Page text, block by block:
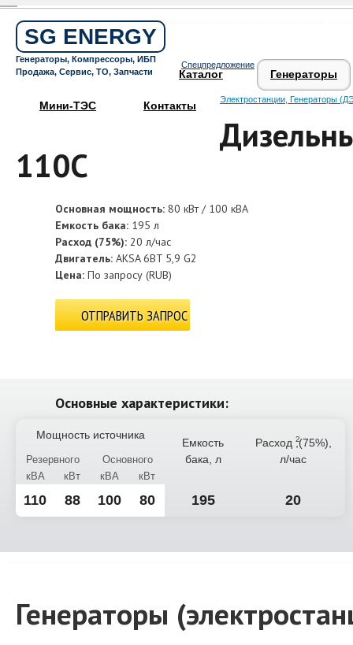
SG ENERGY
Генераторы, Компрессоры, ИБП
Продажа, Сервис, ТО, Запчасти
Спецпредложение
Каталог Генераторы
Мини-ТЭС Контакты Электростанции, Генераторы
110C
Основная мощность: 80 кВт / 100 кВА
Емкость бака: 195 л
Расход (75%): 20 л/час
Двигатель: AKSA 6BT 5,9 G2
Цена: По запросу (RUB)
ОТПРАВИТЬ ЗАПРОС
Основные характеристики:
Мощность источника
Емкость
бака, л
Расход ,(75%),
л/час
Резервного
Основного
кВА
кВт кВА кВт
110 88 100 80 195 20
Генераторы